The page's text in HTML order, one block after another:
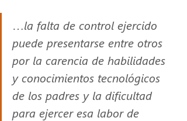
…la falta de control ejercido
puede presentarse entre otros
por la carencia de habilidades
y conocimientos tecnológicos
de los padres y la dificultad
para ejercer esa labor de